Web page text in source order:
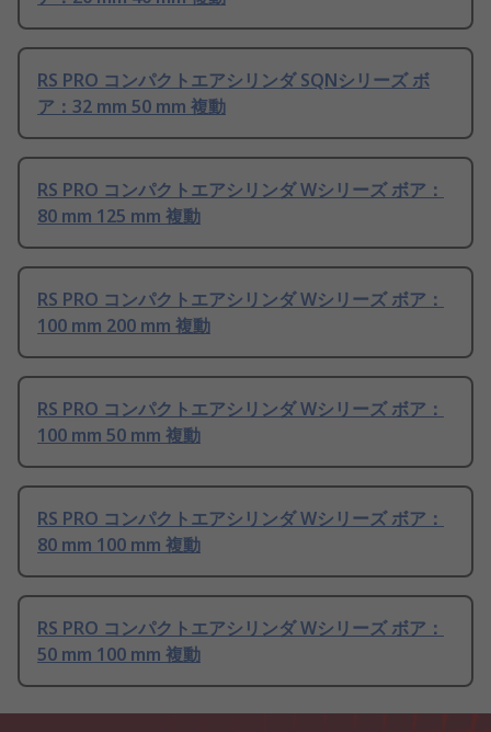
RS PRO コンパクトエアシリンダ SQNシリーズ ボ
ア：32 mm 50 mm 複動
RS PRO コンパクトエアシリンダ Wシリーズ ボア：
80 mm 125 mm 複動
RS PRO コンパクトエアシリンダ Wシリーズ ボア：
100 mm 200 mm 複動
RS PRO コンパクトエアシリンダ Wシリーズ ボア：
100 mm 50 mm 複動
RS PRO コンパクトエアシリンダ Wシリーズ ボア：
80 mm 100 mm 複動
RS PRO コンパクトエアシリンダ Wシリーズ ボア：
50 mm 100 mm 複動